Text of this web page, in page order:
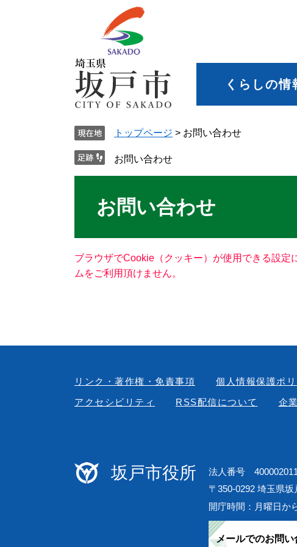
くらしの情
トップページ > お問い合わせ
お問い合わせ
お問い合わせ
ブラウザでCookie（クッキー）が使用できる設
ムをご利用頂けません。
リンク・著作権・免責事項
個人情報保護ポ
アクセシビリティ
RSS配信について 企
坂戸市役所
法人番号
〒350-0292 埼玉県
開庁時間：月曜日か
メールでのお問い